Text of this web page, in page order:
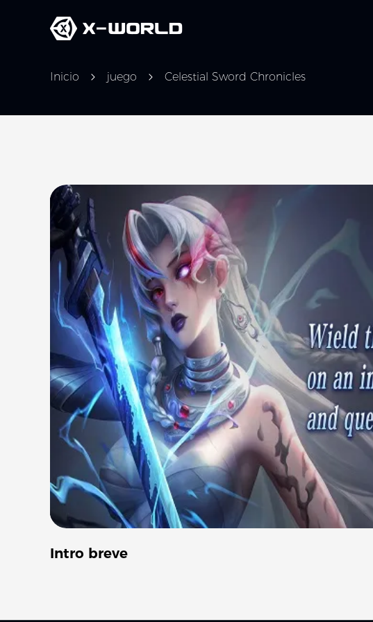
Inicio juego Celestial Sword Chronicles
Slide 1 of 5
Intro breve